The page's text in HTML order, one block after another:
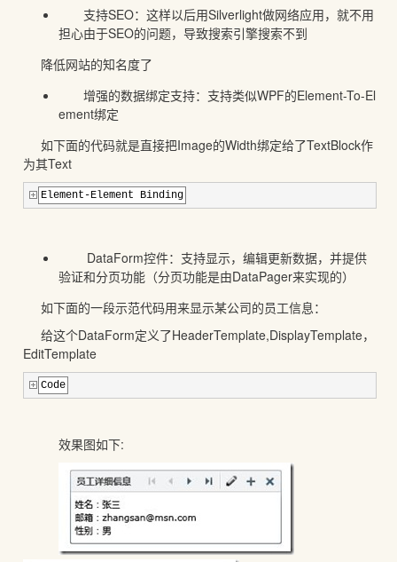
支持SEO：这样以后用Silverlight做网络应用，就不用
担心由于SEO的问题，导致搜索引擎搜索不到
降低网站的知名度了
增强的数据绑定支持：支持类似WPF的Element-To-El
ement绑定
如下面的代码就是直接把Image的Width绑定给了TextBlock作
为其Text
Element-Element Binding
DataForm控件：支持显示，编辑更新数据，并提供
验证和分页功能（分页功能是由DataPager来实现的）
如下面的一段示范代码用来显示某公司的员工信息：
给这个DataForm定义了HeaderTemplate,DisplayTemplate，
EditTemplate
Code
效果图如下: